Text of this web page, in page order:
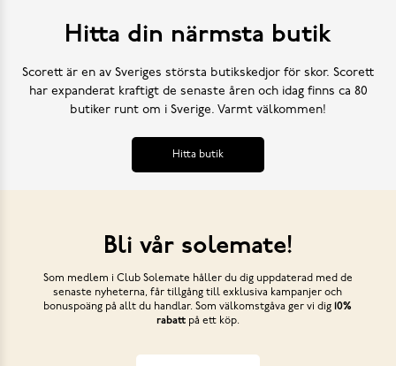
Hitta din närmsta butik
Scorett är en av Sveriges största butikskedjor för skor. Scorett
har expanderat kraftigt de senaste åren och idag finns ca 80
butiker runt om i Sverige. Varmt välkommen!
Hitta butik
Bli vår solemate!
Som medlem i Club Solemate håller du dig uppdaterad med de
senaste nyheterna, får tillgång till exklusiva kampanjer och
bonuspoäng på allt du handlar. Som välkomstgåva ger vi dig10%
rabattpå ett köp.